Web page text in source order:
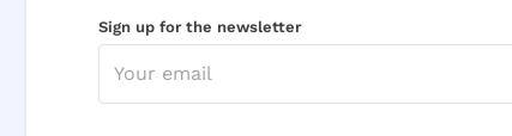
Sign up for the newsletter